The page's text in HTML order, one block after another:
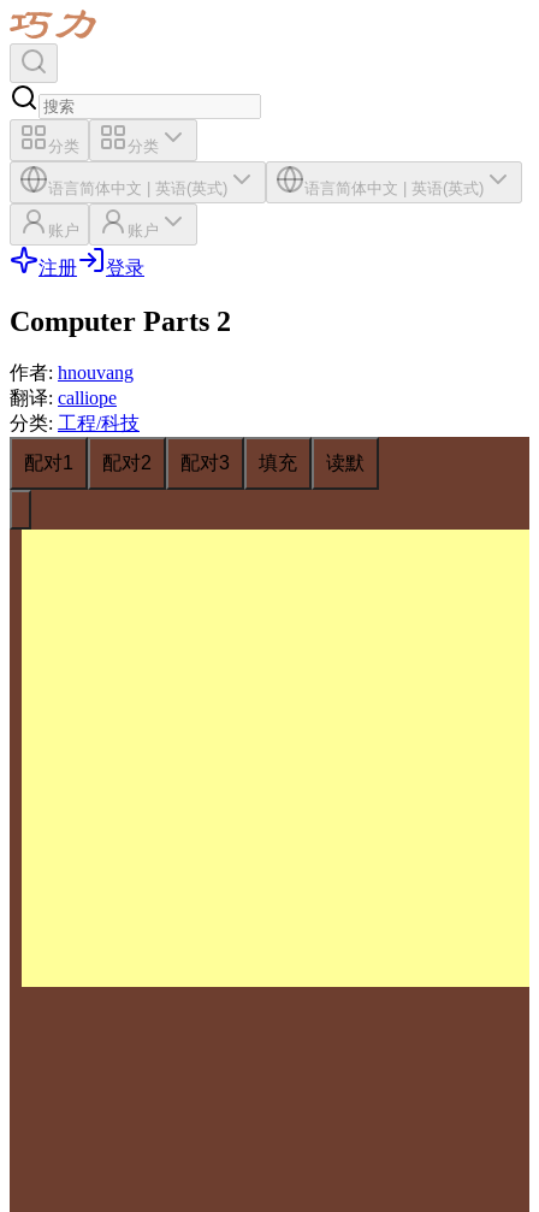
分类 分类
语言简体中文 | 英语(英式) 语言简体中文 | 英语(英式)
账户 账户
注册 登录
Computer Parts 2
作者: hnouvang
翻译: calliope
分类: 工程/科技
配对1
配对2 配对3 填充 读默